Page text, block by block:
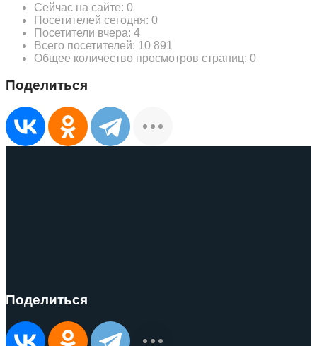
Сейчас на сайте: 0
Посетителей сегодня: 0
Посетители вчера: 4
Всего посетителей: 10 891
Общее количество просмотров страниц: 0
Поделиться
Поделиться